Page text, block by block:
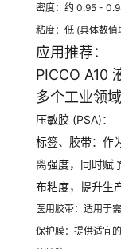
密度：约 0.95 -
粘度：低 (具体数值
应用推荐：
PICCO A10
多个工业领
压敏胶 (PSA)：
标签、胶带：作
离强度，同时赋
布粘度，提升生
医用胶带：适用于
保护膜：提供适宜